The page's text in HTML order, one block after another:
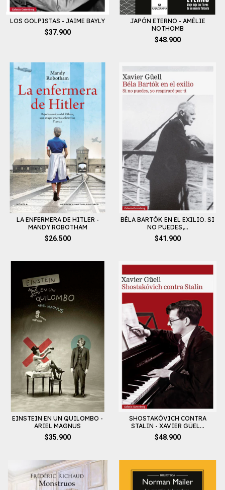
LOS GOLPISTAS - JAIME BAYLY
$37.900
JAPÓN ETERNO - AMÉLIE
NOTHOMB
$48.900
LA ENFERMERA DE HITLER -
MANDY ROBOTHAM
$26.500
BÉLA BARTÓK EN EL EXILIO. SI
NO PUEDES,...
$41.900
EINSTEIN EN UN QUILOMBO -
ARIEL MAGNUS
$35.900
SHOSTAKÓVICH CONTRA
STALIN - XAVIER GÜEL...
$48.900